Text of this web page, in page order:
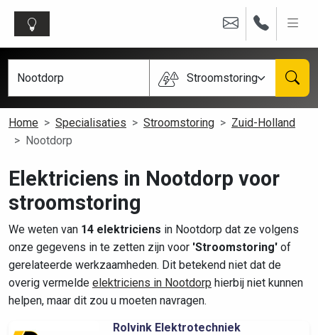
Stroomstoring
Home Specialisaties Stroomstoring
Zuid-Holland
Nootdorp
Elektriciens in Nootdorp voor
stroomstoring
We weten van 14 elektriciens in Nootdorp dat ze volgens
onze gegevens in te zetten zijn voor 'Stroomstoring' of
gerelateerde werkzaamheden. Dit betekend niet dat de
overig vermelde elektriciens in Nootdorp hierbij niet kunnen
helpen, maar dit zou u moeten navragen.
Rolvink Elektrotechniek